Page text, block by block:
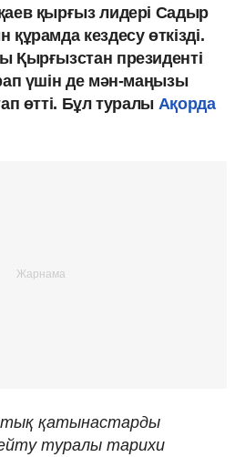
қырғыз лидері Садыр
кездесу өткізді.
Қырғызстан президенті
үшін де мән-маңызы
өтті. Бұл туралы Ақорда
қатынастарды
туралы тарихи